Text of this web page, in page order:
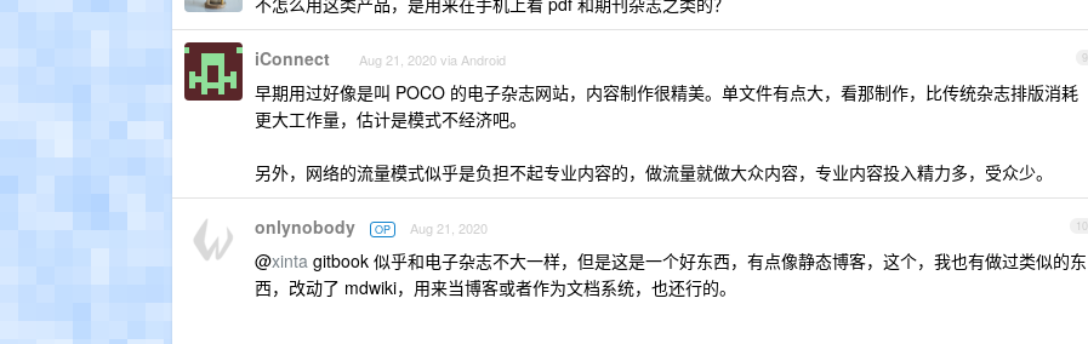
9
iConnect Aug 21, 2020 via Android
早期用过好像是叫 POCO 的电子杂志网站，内容制作很精美。单文件有点大，看那制作，比传统杂志排版消耗
更大工作量，估计是模式不经济吧。
另外，网络的流量模式似乎是负担不起专业内容的，做流量就做大众内容，专业内容投入精力多，受众少。
10
onlynobody OP Aug 21, 2020
@xinta gitbook 似乎和电子杂志不大一样，但是这是一个好东西，有点像静态博客，这个，我也有做过类似的东
西，改动了 mdwiki，用来当博客或者作为文档系统，也还行的。